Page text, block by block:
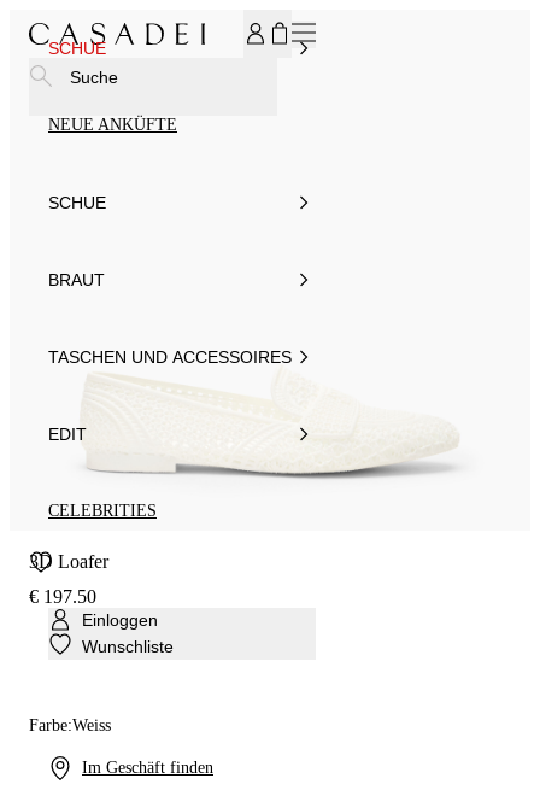
SCHUE
NEUE ANKÜFTE
SCHUE
BRAUT
TASCHEN UND ACCESSOIRES
EDIT
CELEBRITIES
Einloggen
Wunschliste
Im Geschäft finden
Suche
3D Loafer
€ 197.50
Farbe:Weiss